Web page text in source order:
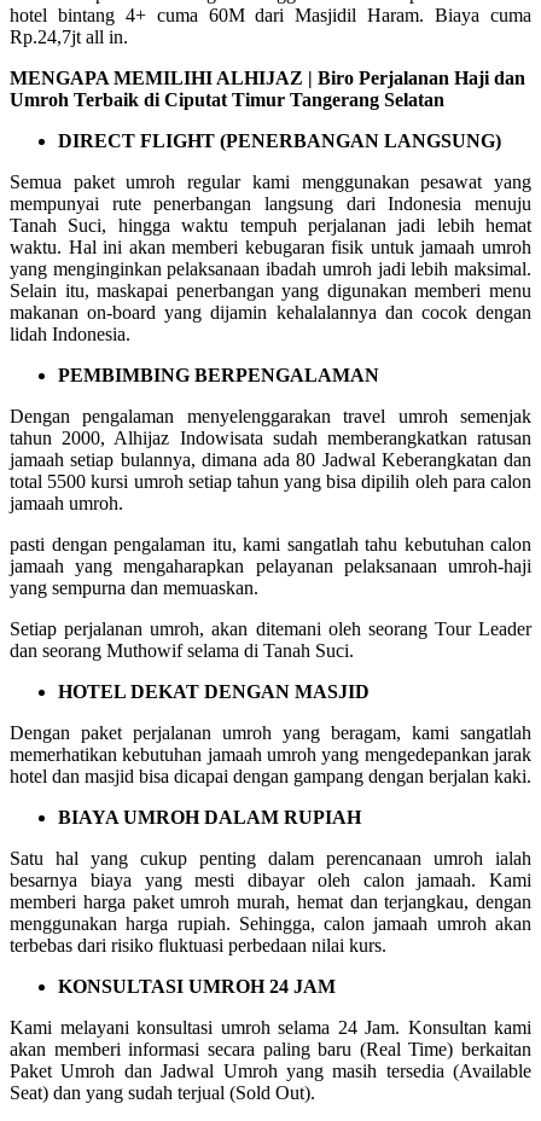
hotel bintang 4+ cuma 60M dari Masjidil Haram. Biaya cuma
Rp.24,7jt all in.
MENGAPA MEMILIHI ALHIJAZ | Biro Perjalanan Haji dan
Umroh Terbaik di Ciputat Timur Tangerang Selatan
DIRECT FLIGHT (PENERBANGAN LANGSUNG)
Semua paket umroh regular kami menggunakan pesawat yang
mempunyai rute penerbangan langsung dari Indonesia menuju
Tanah Suci, hingga waktu tempuh perjalanan jadi lebih hemat
waktu. Hal ini akan memberi kebugaran fisik untuk jamaah umroh
yang menginginkan pelaksanaan ibadah umroh jadi lebih maksimal.
Selain itu, maskapai penerbangan yang digunakan memberi menu
makanan on-board yang dijamin kehalalannya dan cocok dengan
lidah Indonesia.
PEMBIMBING BERPENGALAMAN
Dengan pengalaman menyelenggarakan travel umroh semenjak
tahun 2000, Alhijaz Indowisata sudah memberangkatkan ratusan
jamaah setiap bulannya, dimana ada 80 Jadwal Keberangkatan dan
total 5500 kursi umroh setiap tahun yang bisa dipilih oleh para calon
jamaah umroh.
pasti dengan pengalaman itu, kami sangatlah tahu kebutuhan calon
jamaah yang mengaharapkan pelayanan pelaksanaan umroh-haji
yang sempurna dan memuaskan.
Setiap perjalanan umroh, akan ditemani oleh seorang Tour Leader
dan seorang Muthowif selama di Tanah Suci.
HOTEL DEKAT DENGAN MASJID
Dengan paket perjalanan umroh yang beragam, kami sangatlah
memerhatikan kebutuhan jamaah umroh yang mengedepankan jarak
hotel dan masjid bisa dicapai dengan gampang dengan berjalan kaki.
BIAYA UMROH DALAM RUPIAH
Satu hal yang cukup penting dalam perencanaan umroh ialah
besarnya biaya yang mesti dibayar oleh calon jamaah. Kami
memberi harga paket umroh murah, hemat dan terjangkau, dengan
menggunakan harga rupiah. Sehingga, calon jamaah umroh akan
terbebas dari risiko fluktuasi perbedaan nilai kurs.
KONSULTASI UMROH 24 JAM
Kami melayani konsultasi umroh selama 24 Jam. Konsultan kami
akan memberi informasi secara paling baru (Real Time) berkaitan
Paket Umroh dan Jadwal Umroh yang masih tersedia (Available
Seat) dan yang sudah terjual (Sold Out).